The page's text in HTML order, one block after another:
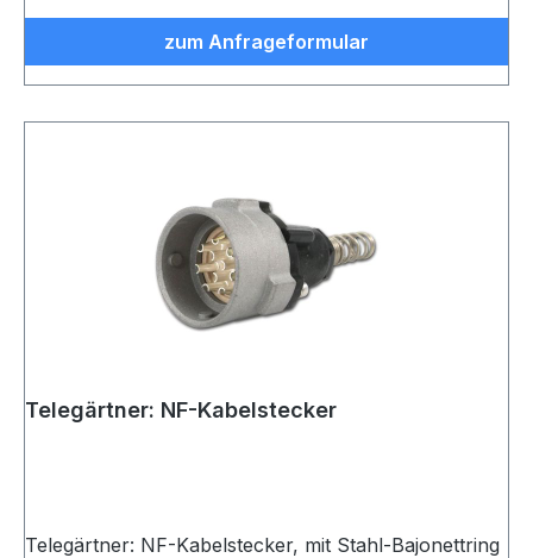
zum Anfrageformular
Telegärtner: NF-Kabelstecker
Telegärtner: NF-Kabelstecker, mit Stahl-Bajonettring